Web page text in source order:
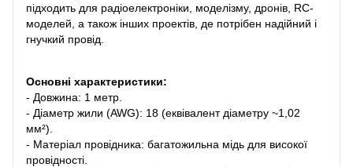
підходить для радіоелектроніки, моделізму, дронів, RC-
моделей, а також інших проектів, де потрібен надійний і
гнучкий провід.
Основні характеристики:
- Довжина: 1 метр.
- Діаметр жили (AWG): 18 (еквівалент діаметру ~1,02
мм²).
- Матеріал провідника: багатожильна мідь для високої
провідності.